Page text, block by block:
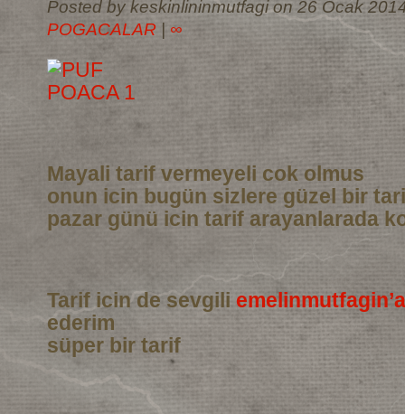
Posted by keskinlininmutfagi on 26 Ocak
POGACALAR
∞
Mayali tarif vermeyeli cok olmus
onun icin bugün sizlere güzel bir
pazar günü icin tarif arayanlarada
Tarif icin de sevgiliemelinmutfagin’a
ederim
süper bir tarif